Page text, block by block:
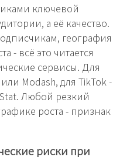
ключевой
а её качество.
география
- всё это читается
сервисы. Для
Modash, для TikTok -
Любой резкий
роста - признак
риски при